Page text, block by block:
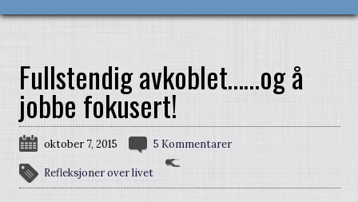
Fullstendig avkoblet……og å
jobbe fokusert!
oktober 7, 2015 5 Kommentarer
Refleksjoner over livet